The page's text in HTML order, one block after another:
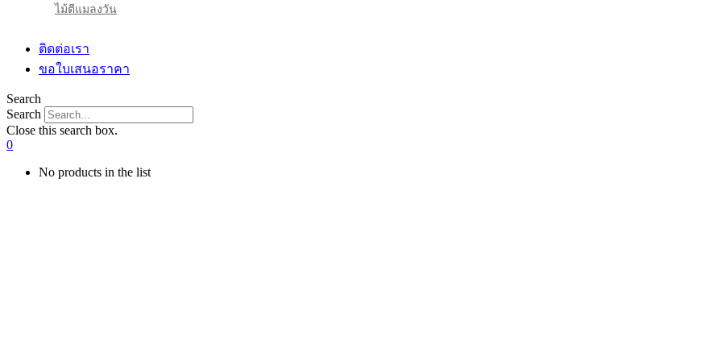
ไม้ตีแมลงวัน
ติดต่อเรา
ขอใบเสนอราคา
Search
Search
Close this search box.
0
No products in the list